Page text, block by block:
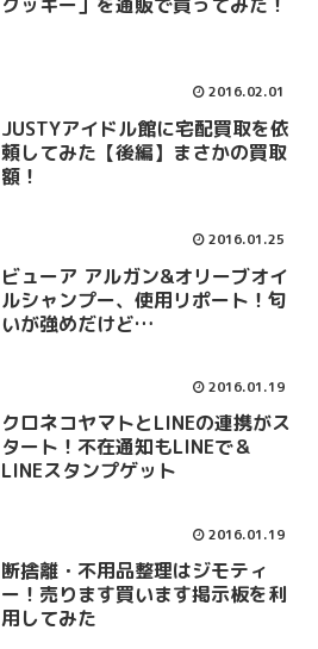
2016.02.01
JUSTYアイドル館に宅配買取を依
頼してみた【後編】まさかの買取
額！
2016.01.25
ビューア アルガン&オリーブオイ
ルシャンプー、使用リポート！匂
いが強めだけど…
2016.01.19
クロネコヤマトとLINEの連携がス
タート！不在通知もLINEで＆
LINEスタンプゲット
2016.01.19
断捨離・不用品整理はジモティ
ー！売ります買います掲示板を利
用してみた